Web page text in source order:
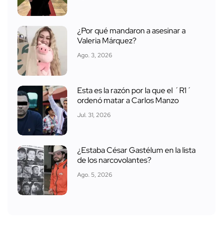
¿Por qué mandaron a asesinar a
Valeria Márquez?
Ago. 3, 2026
Esta es la razón por la que el ´R1´
ordenó matar a Carlos Manzo
Jul. 31, 2026
¿Estaba César Gastélum en la lista
de los narcovolantes?
Ago. 5, 2026